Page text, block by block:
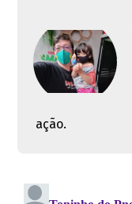
ação.